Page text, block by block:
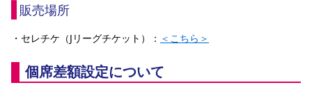
販売場所
・セレチケ（Jリーグチケット）： ＜こちら＞
個席差額設定について